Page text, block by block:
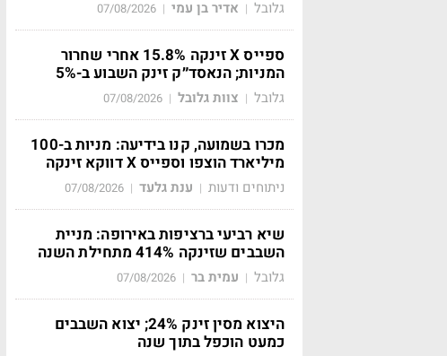
גלובל | אדיר בן עמי |
07/08/2026
ספייס X זינקה 15.8% אחרי שחרור
המניות; הנאסד״ק זינק השבוע ב-5%
גלובל | צוות גלובל |
07/08/2026
מכרו בשמועה, קנו בידיעה: מניות ב-100
מיליארד הוצפו וספייס X דווקא זינקה
ניתוחים ודעות | ענת גלעד |
07/08/2026
שיא רביעי ברציפות באירופה: מניית
השבבים שזינקה 414% מתחילת השנה
גלובל | עמית בר |
07/08/2026
היצוא מסין זינק 24%; יצוא השבבים
כמעט הוכפל בתוך שנה